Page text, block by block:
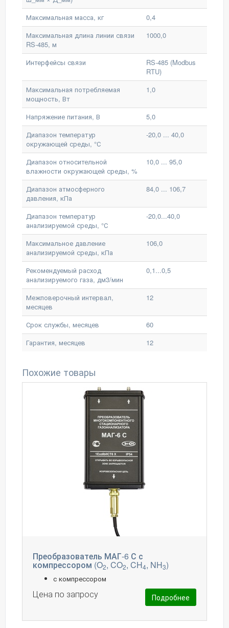
Максимальная масса, кг
0,4
Максимальная длина линии связи
RS-485, м
1000,0
Интерфейсы связи
RS-485 (Modbus
RTU)
Максимальная потребляемая
мощность, Вт
1,0
Напряжение питания, В
5,0
Диапазон температур
окружающей среды, °С
-20,0 ... 40,0
Диапазон относительной
влажности окружающей среды, %
10,0 ... 95,0
Диапазон атмосферного
давления, кПа
84,0 ... 106,7
Диапазон температур
анализируемой среды, °С
-20,0...40,0
Максимальное давление
анализируемой среды, кПа
106,0
Рекомендуемый расход
анализируемого газа, дм3/мин
0,1...0,5
Межповерочный интервал,
месяцев
12
Срок службы, месяцев
60
Гарантия, месяцев
12
Похожие товары
Преобразователь МАГ-6 С с
компрессором (O2, CO2, CH4, NH3)
с компрессором
Цена по запросу Подробнее